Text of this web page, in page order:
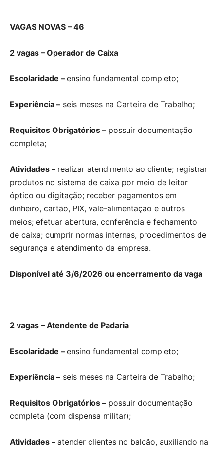
VAGAS NOVAS – 46
2 vagas – Operador de Caixa
Escolaridade – ensino fundamental completo;
Experiência – seis meses na Carteira de Trabalho;
Requisitos Obrigatórios – possuir documentação
completa;
Atividades – realizar atendimento ao cliente; registrar
produtos no sistema de caixa por meio de leitor
óptico ou digitação; receber pagamentos em
dinheiro, cartão, PIX, vale-alimentação e outros
meios; efetuar abertura, conferência e fechamento
de caixa; cumprir normas internas, procedimentos de
segurança e atendimento da empresa.
Disponível até 3/6/2026 ou encerramento da vaga
2 vagas – Atendente de Padaria
Escolaridade – ensino fundamental completo;
Experiência – seis meses na Carteira de Trabalho;
Requisitos Obrigatórios – possuir documentação
completa (com dispensa militar);
Atividades – atender clientes no balcão, auxiliando na